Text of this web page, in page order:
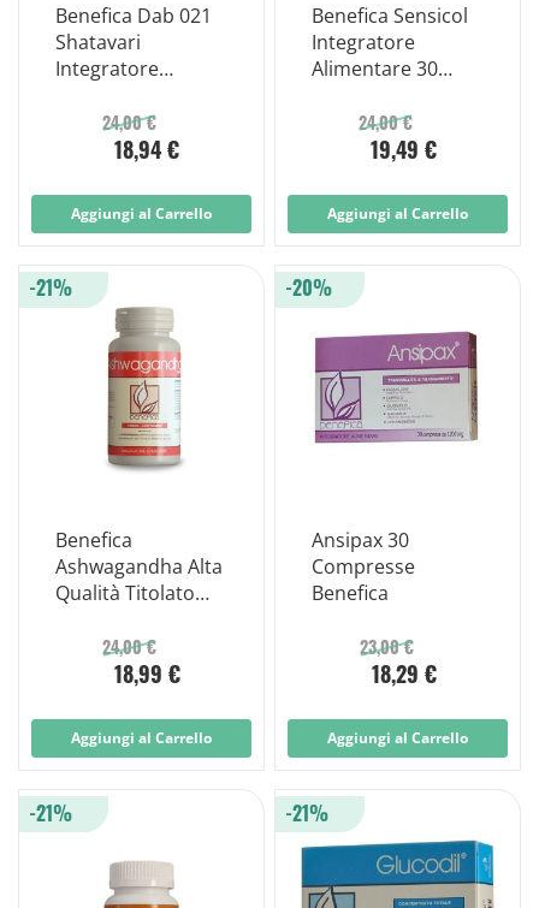
Benefica Dab 021
Shatavari
Integratore
Capsule24,00 €
18,94 €
Aggiungi al Carrello
Benefica Sensicol
Integratore
Alimentare 30
24,00 €
19,49 €
Aggiungi al Carrello
Benefica
Ashwagandha Alta
Qualità Titolato
60 Capsule
24,00 €
18,99 €
-21%
Aggiungi al Carrello
Ansipax 30
Compresse
Benefica
23,00 €
18,29 €
-20%
Aggiungi al Carrello
-21% -21%